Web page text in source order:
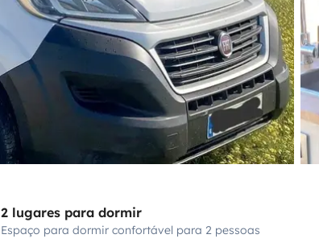
2 lugares para dormir
Espaço para dormir confortável para 2 pessoas